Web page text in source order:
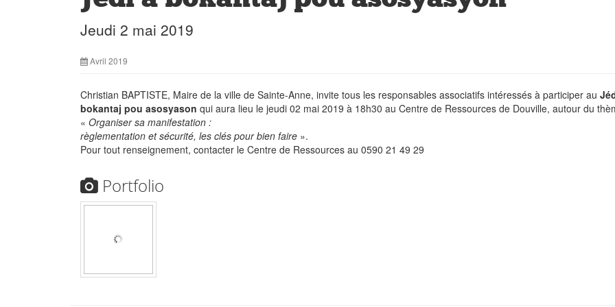
Jeudi 2 mai 2019
Avril 2019
Christian BAPTISTE, Maire de la ville de Sainte-Anne, invite tous les responsables associatifs intéressés à participer au
bokantaj pou asosyason qui aura lieu le jeudi 02 mai 2019 à 18h30 au Centre de Ressources de Douville, autour du
« Organiser sa manifestation :
règlementation et sécurité, les clés pour bien faire ».
Pour tout renseignement, contacter le Centre de Ressources au 0590 21 49 29
Portfolio